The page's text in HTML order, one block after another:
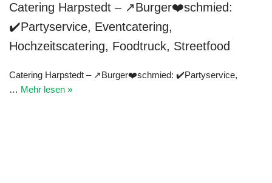
Catering Harpstedt – ↗Burger❤️schmied:
✔️Partyservice, Eventcatering,
Hochzeitscatering, Foodtruck, Streetfood
Catering Harpstedt – ↗Burger❤️schmied: ✔️Partyservice,
… Mehr lesen »